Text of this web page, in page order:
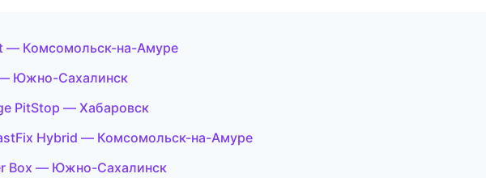
— Комсомольск-на-Амуре
Южно-Сахалинск
PitStop — Хабаровск
Hybrid — Комсомольск-на-Амуре
Box — Южно-Сахалинск